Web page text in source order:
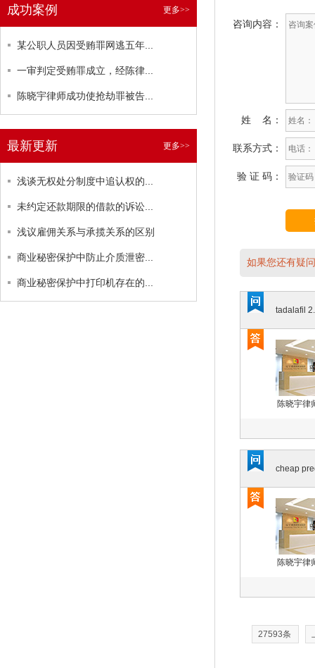
成功案例 更多>>
某公职人员因受贿罪网逃五年...
一审判定受贿罪成立，经陈律...
陈晓宇律师成功使抢劫罪被告...
最新更新 更多>>
浅谈无权处分制度中追认权的...
未约定还款期限的借款的诉讼...
浅议雇佣关系与承揽关系的区别
商业秘密保护中防止介质泄密...
商业秘密保护中打印机存在的...
咨询内容：
姓 名：
联系方式：
验 证 码：
如果您还有疑
tadalafil
陈晓宇律
cheap
陈晓宇律
27593条